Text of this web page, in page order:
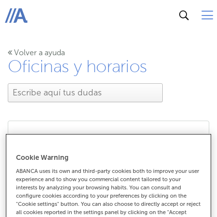
ABANCA
Volver a ayuda
Oficinas y horarios
en el extranjero?
¿ABANCA tiene oficinas en el
Cookie Warning
ABANCA uses its own and third-party cookies both to improve your user
experience and to show you commercial content tailored to your
interests by analyzing your browsing habits. You can consult and
configure cookies according to your preferences by clicking on the
"Cookie settings" button. You can also choose to directly accept or reject
all cookies reported in the settings panel by clicking on the "Accept